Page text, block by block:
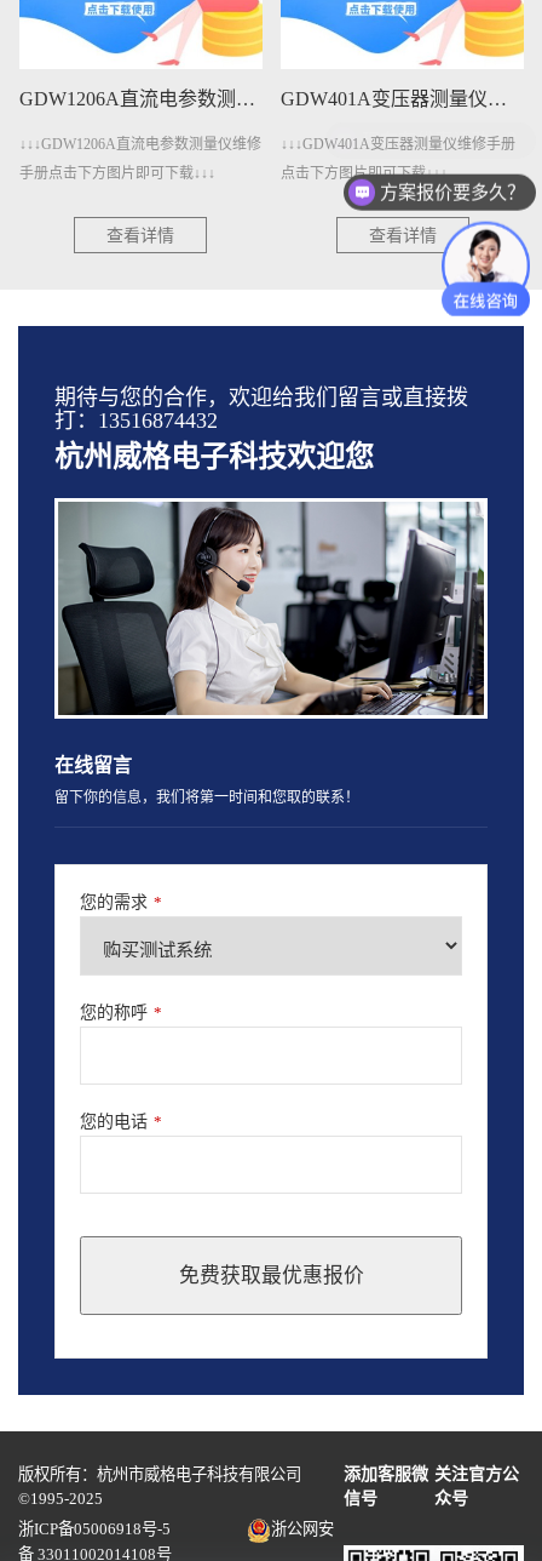
GDW1206A直流电参数测量仪维修手册下载
↓↓↓GDW1206A直流电参数测量仪维修
手册点击下方图片即可下载↓↓↓
查看详情
GDW401A变压器测量仪维修手册下载
↓↓↓GDW401A变压器测量仪维修手册
点击下方图片即可下载↓↓↓
查看详情
期待与您的合作，欢迎给我们留言或直接拨
打：13516874432
杭州威格电子科技欢迎您
在线留言
留下你的信息，我们将第一时间和您取的联系！
您的需求 *
您的称呼 *
您的电话 *
免费获取最优惠报价
should
blank
版权所有：杭州市威格电子科技有限公司
©1995-2025
添加客服微
信号
关注官方公
众号
浙ICP备05006918号-5
浙公网安
备 33011002014108号
方案报价要多久？